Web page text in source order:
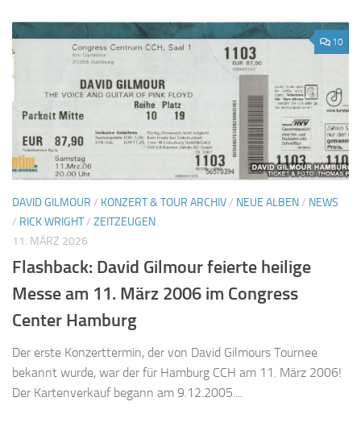
10
DAVID GILMOUR / KONZERT & TOUR ARCHIV/ NEUE ALBEN/ NEWS
/ RICK WRIGHT/ ZEITZEUGEN
11. MÄRZ 2026
Flashback: David Gilmour feierte heilige
Messe am 11. März 2006 im Congress
Center Hamburg
Der erste Konzerttermin, der von David Gilmours Tournee
bekannt wurde, war der für Hamburg CCH am 11. März 2006!
Der Kartenverkauf begann am 9.12.2005....